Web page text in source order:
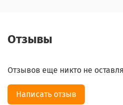
Отзывы
Отзывов еще никто не
Написать отзыв